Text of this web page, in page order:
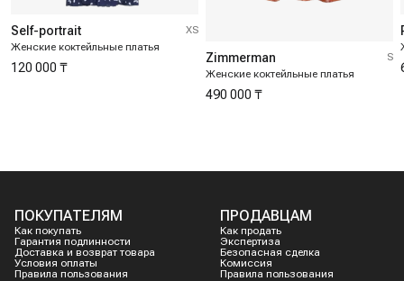
Self-portrait
Женские коктейльные платья
XS
120 000 ₸
Zimmerman
Женские коктейльные платья
S
490 000 ₸
ПОКУПАТЕЛЯМ
Как покупать
Гарантия подлинности
Доставка и возврат товара
Условия оплаты
Правила пользования
ПРОДАВЦАМ
Как продать
Экспертиза
Безопасная сделка
Комиссия
Правила пользования